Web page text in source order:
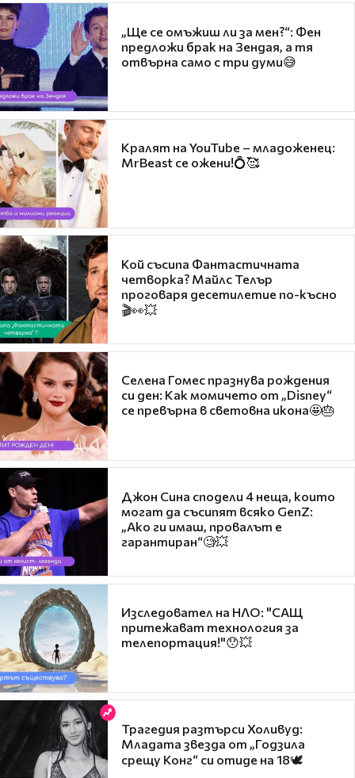
„Ще се омъжиш ли за мен?“: Фен
предложи брак на Зендая, а тя
отвърна само с три думи😅
Кралят на YouTube – младоженец:
MrBeast се ожени!💍🥰
Кой съсипа Фантастичната
четворка? Майлс Телър
проговаря десетилетие по-късно
🎬👀💥
Селена Гомес празнува рождения
си ден: Как момичето от „Disney“
се превърна в световна икона🤩🎂
Джон Сина сподели 4 неща, които
могат да съсипят всяко GenZ:
„Ако ги имаш, провалът е
гарантиран“🧐💥
Изследовател на НЛО: "САЩ
притежават технология за
телепортация!"😯💥
Трагедия разтърси Холивуд:
Младата звезда от „Годзила
срещу Конг“ си отиде на 18🕊️